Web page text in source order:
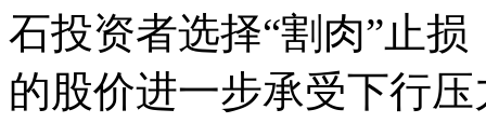
石投资者选择“割肉”止
的股价进一步承受下行压